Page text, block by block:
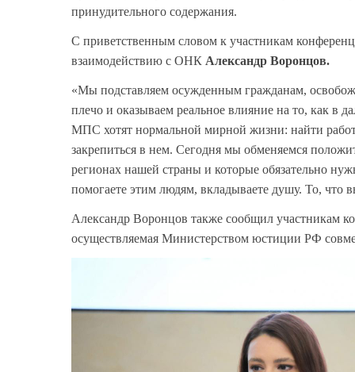
принудительного содержания.
С приветственным словом к участникам
взаимодействию с ОНК Александр Воронцов.
«Мы подставляем осужденным гражданам,
плечо и оказываем реальное влияние на то, как в
МПС хотят нормальной мирной жизни: найти
закрепиться в нем. Сегодня мы обменяемся
регионах нашей страны и которые обязательно
помогаете этим людям, вкладываете душу. То, что
Александр Воронцов также сообщил участникам
осуществляемая Министерством юстиции РФ